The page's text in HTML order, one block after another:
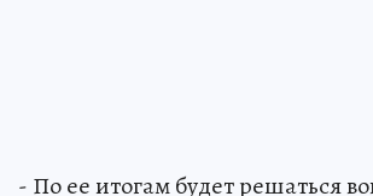
- По ее итогам будет решаться